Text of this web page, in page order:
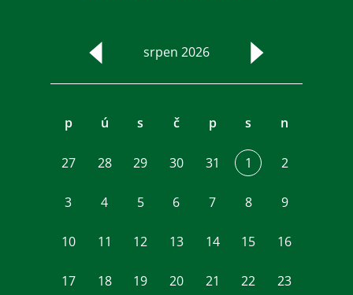
srpen 2026
p ú s č p s n
27 28 29 30 31 1 2
3 4 5 6 7 8 9
10 11 12 13 14 15 16
17 18 19 20 21 22 23